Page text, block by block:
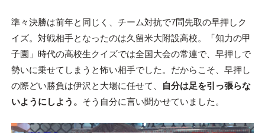
準々決勝は前年と同じく、チーム対抗で7問先取の早押しク
イズ。対戦相手となったのは久留米大附設高校。「知力の甲
子園」時代の高校生クイズでは全国大会の常連で、早押しで
勢いに乗せてしまうと怖い相手でした。だからこそ、早押し
の際どい勝負は伊沢と大場に任せて、
自分は足を引っ張らな
いようにしよう。 そう自分に言い聞かせていました。